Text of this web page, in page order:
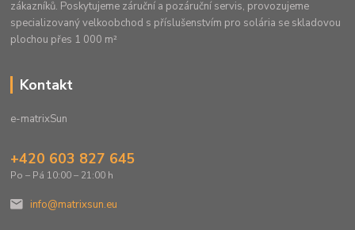
zákazníků. Poskytujeme záruční a pozáruční servis, provozujeme
specializovaný velkoobchod s příslušenstvím pro solária se skladovou
plochou přes 1 000 m²
Kontakt
e-matrixSun
+420 603 827 645
Po – Pá 10:00 – 21:00 h
info@matrixsun.eu